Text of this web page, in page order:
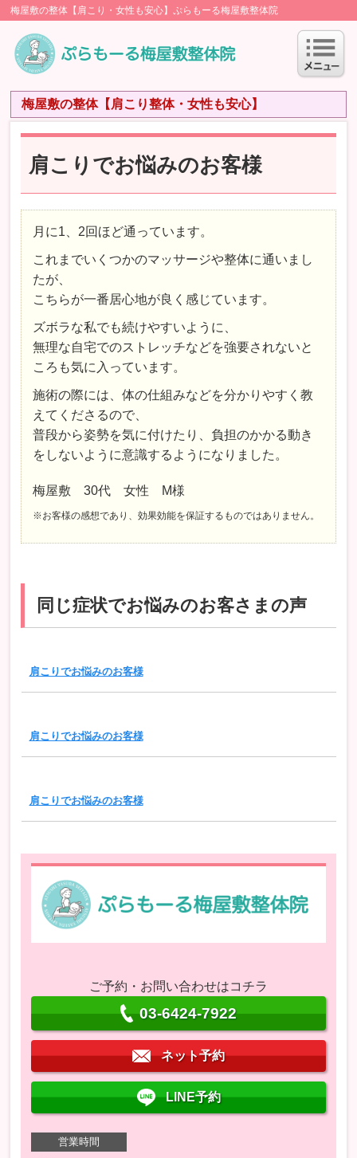
梅屋敷の整体【肩こり・女性も安心】ぷらもーる梅屋敷整体院
梅屋敷の整体【肩こり整体・女性も安心】
肩こりでお悩みのお客様
月に1、2回ほど通っています。
これまでいくつかのマッサージや整体に通いまし
たが、
こちらが一番居心地が良く感じています。
ズボラな私でも続けやすいように、
無理な自宅でのストレッチなどを強要されないと
ころも気に入っています。
施術の際には、体の仕組みなどを分かりやすく教
えてくださるので、
普段から姿勢を気に付けたり、負担のかかる動き
をしないように意識するようになりました。
梅屋敷 30代 女性 M様
※お客様の感想であり、効果効能を保証するものではありません。
同じ症状でお悩みのお客さまの声
肩こりでお悩みのお客様
肩こりでお悩みのお客様
肩こりでお悩みのお客様
ご予約・お問い合わせはコチラ
03-6424-7922
ネット予約
LINE予約
営業時間